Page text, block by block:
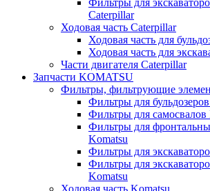
Фильтры для
Caterpillar
Ходовая часть Caterpillar
Ходовая часть для
Ходовая часть для
Части двигателя Caterpillar
Запчасти KOMATSU
Фильтры, фильтрующие
Фильтры для
Фильтры для самосвалов
Фильтры для
Komatsu
Фильтры для
Фильтры для
Komatsu
Ходовая часть Komatsu